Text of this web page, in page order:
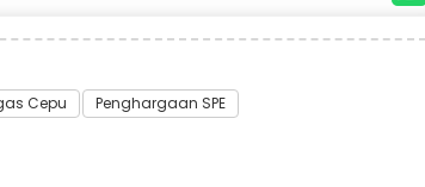
Cepu Penghargaan SPE